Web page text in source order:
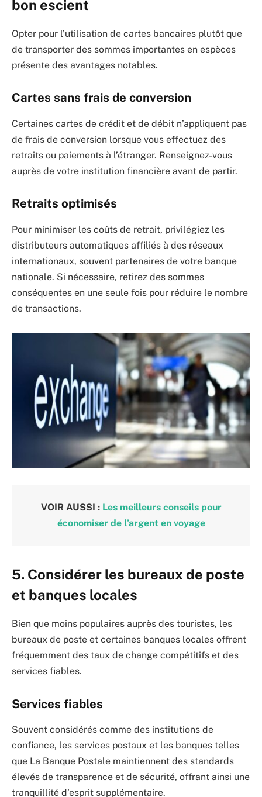
bon escient
Opter pour l’utilisation de cartes bancaires plutôt que
de transporter des sommes importantes en espèces
présente des avantages notables.
Cartes sans frais de conversion
Certaines cartes de crédit et de débit n’appliquent pas
de frais de conversion lorsque vous effectuez des
retraits ou paiements à l’étranger. Renseignez-vous
auprès de votre institution financière avant de partir.
Retraits optimisés
Pour minimiser les coûts de retrait, privilégiez les
distributeurs automatiques affiliés à des réseaux
internationaux, souvent partenaires de votre banque
nationale. Si nécessaire, retirez des sommes
conséquentes en une seule fois pour réduire le nombre
de transactions.
VOIR AUSSI : Les meilleurs conseils pour
économiser de l’argent en voyage
5. Considérer les bureaux de poste
et banques locales
Bien que moins populaires auprès des touristes, les
bureaux de poste et certaines banques locales offrent
fréquemment des taux de change compétitifs et des
services fiables.
Services fiables
Souvent considérés comme des institutions de
confiance, les services postaux et les banques telles
que La Banque Postale maintiennent des standards
élevés de transparence et de sécurité, offrant ainsi une
tranquillité d’esprit supplémentaire.